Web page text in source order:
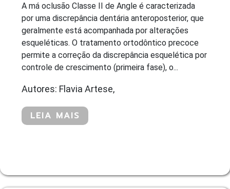
A má oclusão Classe II de Angle é caracterizada
por uma discrepância dentária anteroposterior, que
geralmente está acompanhada por alterações
esqueléticas. O tratamento ortodôntico precoce
permite a correção da discrepância esquelética por
controle de crescimento (primeira fase), o...
Autores: Flavia Artese,
LEIA MAIS